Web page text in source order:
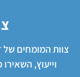
צוות המומחים של
וייעוץ,